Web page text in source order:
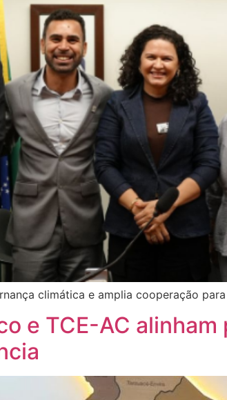
climática e amplia cooperação
e TCE-AC